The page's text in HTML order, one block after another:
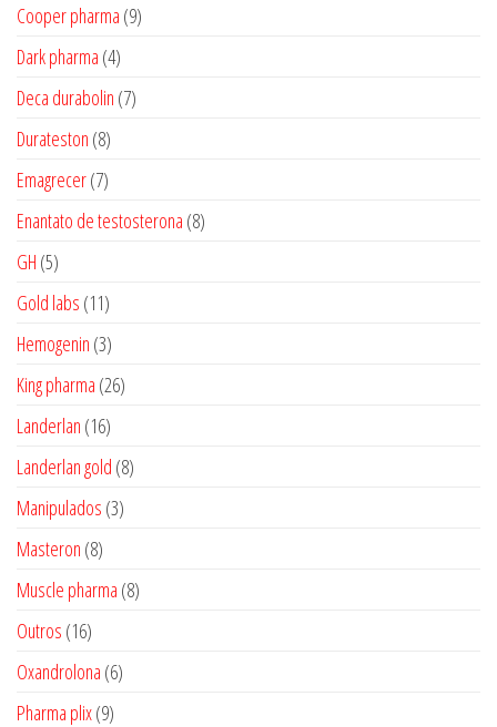
Cooper pharma 99
Dark pharma 44
produtos
Deca durabolin 77
Durateston 88
produtos
Emagrecer 77
produtos
Enantato de testosterona 88
GH 55
produtos
Gold labs 1111
produtos
Hemogenin 33
produtos
King pharma 2626
Landerlan 1616
produtos
Landerlan gold 88
Manipulados 33
Masteron 88
produtos
Muscle pharma 88
Outros 1616
produtos
Oxandrolona 66
Pharma plix 99